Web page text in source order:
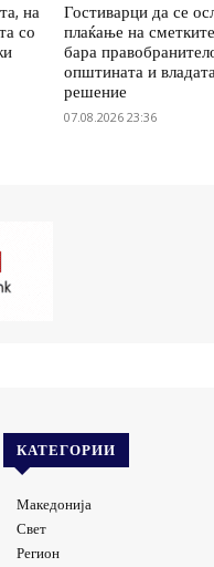
на
со
Гостиварци да се
плаќање на
бара
општината и
решение
07.08.2026 23:36
КАТЕГОРИИ
Македонија
Свет
Регион